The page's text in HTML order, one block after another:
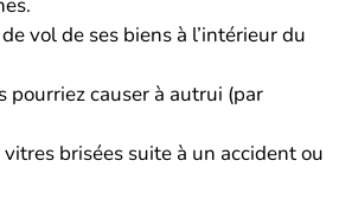
vol de ses biens à l’intérieur du
pourriez causer à autrui (par
brisées suite à un accident ou